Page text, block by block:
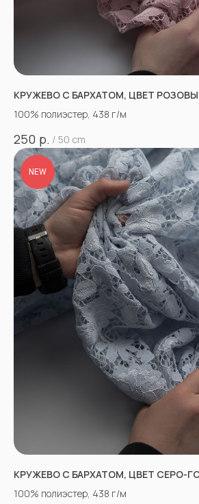
КРУЖЕВО С БАРХАТОМ, ЦВЕТ
100% полиэстер, 438 г/м
250 р. / 50 cm
NEW
КРУЖЕВО С БАРХАТОМ, ЦВЕТ СЕРО-
100% полиэстер, 438 г/м